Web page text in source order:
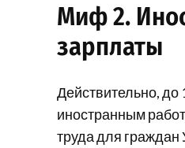
Миф 2.
зарплаты
Действительно, до
иностранным
труда для граждан